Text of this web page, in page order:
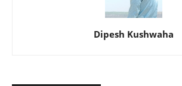
Dipesh Kushwaha